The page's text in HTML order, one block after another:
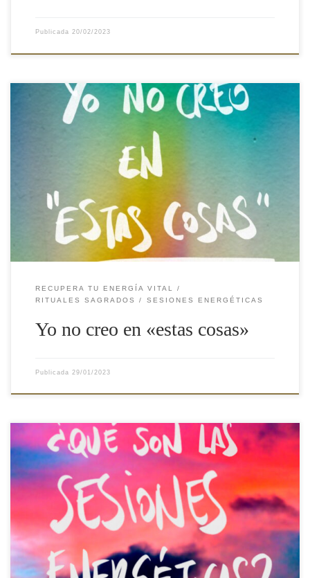
Publicada 20/02/2023
Me encanta cuando alguien me dice «yo es que, en estas cosas,
no creo» cuando les explico a lo que me dedico. Les suelo
contestar «genial, yo tampoco«, y la gente se queda de pasta de
verdad… […]
RECUPERA TU ENERGÍA VITAL
RITUALES SAGRADOS
SESIONES ENERGÉTICAS
Yo no creo en «estas cosas»
Publicada 29/01/2023
Imagina que pudieras entrar en un espacio protegido, seguro, en
el que sentirte completamente a salvo, en tu propia casa. Un
espacio sostenido por energías de alta vibración, por seres de luz
que te acompañan, te guían y te sostienen. Imagina que pudieras
decir en voz alta aquello que te […]